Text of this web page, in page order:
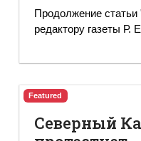
Продолжение
редактору газеты Р.
Featured
Северный